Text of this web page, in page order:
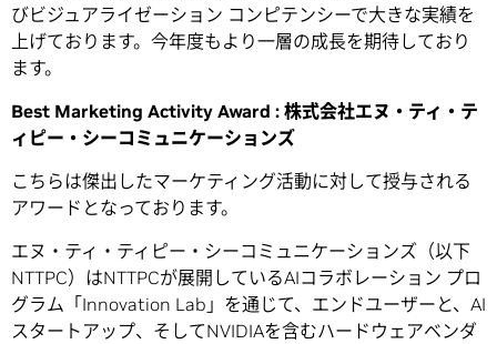
びビジュアライゼーション コンピテンシーで大きな実績を
上げております。今年度もより一層の成長を期待しており
ます。
Best Marketing Activity Award : 株式会社エヌ・ティ・テ
ィピー・シーコミュニケーションズ
こちらは傑出したマーケティング活動に対して授与される
アワードとなっております。
エヌ・ティ・ティピー・シーコミュニケーションズ（以下
NTTPC）はNTTPCが展開しているAIコラボレーション プロ
グラム「Innovation Lab」を通じて、エンドユーザーと、AI
スタートアップ、そしてNVIDIAを含むハードウェアベンダ